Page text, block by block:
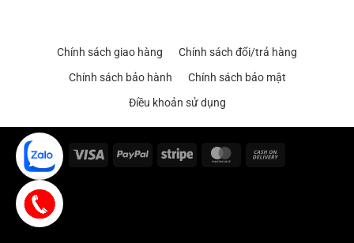
Chính sách giao hàng
Chính sách đổi/trả hàng
Chính sách bảo hành
Chính sách bảo mật
Điều khoản sử dụng
Visa PayPal Stripe MasterCard